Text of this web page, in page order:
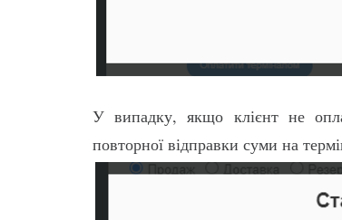
У випадку, якщо клієнт не
повторної відправки суми на